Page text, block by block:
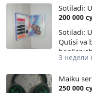
не
на
дисплее
корпус.
Sotiladi:
200 000
Sotiladi:
Qutisi va
3 недели
Maiku
250 000